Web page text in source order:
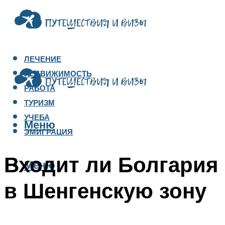
ЛЕЧЕНИЕ
НЕДВИЖИМОСТЬ
РАБОТА
ТУРИЗМ
УЧЕБА
ЭМИГРАЦИЯ
Меню
Меню
Входит ли Болгария
в Шенгенскую зону